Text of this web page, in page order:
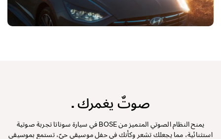
صوتٌ يغمرك .
يمنح النظام الصوتي المتميز من BOSE في سيارة سوناتا تجربة صوتية
استثنائية، مما يجعلك تشعر وكأنك في حفل موسيقي حيّ، تستمع بموسيقى